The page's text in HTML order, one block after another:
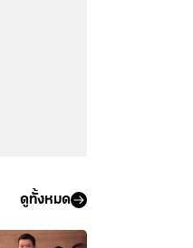
ดูทั้งหมด